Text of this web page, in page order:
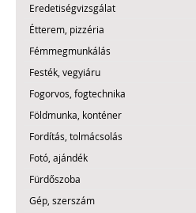
Eredetiségvizsgálat
Étterem, pizzéria
Fémmegmunkálás
Festék, vegyiáru
Fogorvos, fogtechnika
Földmunka, konténer
Fordítás, tolmácsolás
Fotó, ajándék
Fürdőszoba
Gép, szerszám